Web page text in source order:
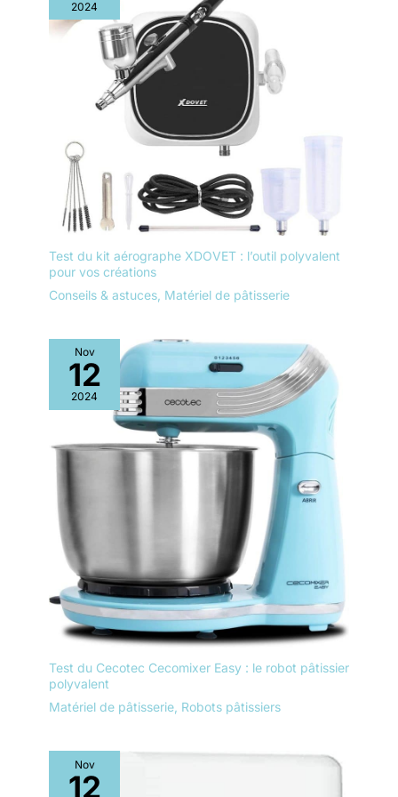
2024
Test du kit aérographe XDOVET : l’outil polyvalent
pour vos créations
Conseils & astuces Matériel de pâtisserie
Nov
12
2024
Test du Cecotec Cecomixer Easy : le robot pâtissier
polyvalent
Matériel de pâtisserie Robots pâtissiers
Nov
12